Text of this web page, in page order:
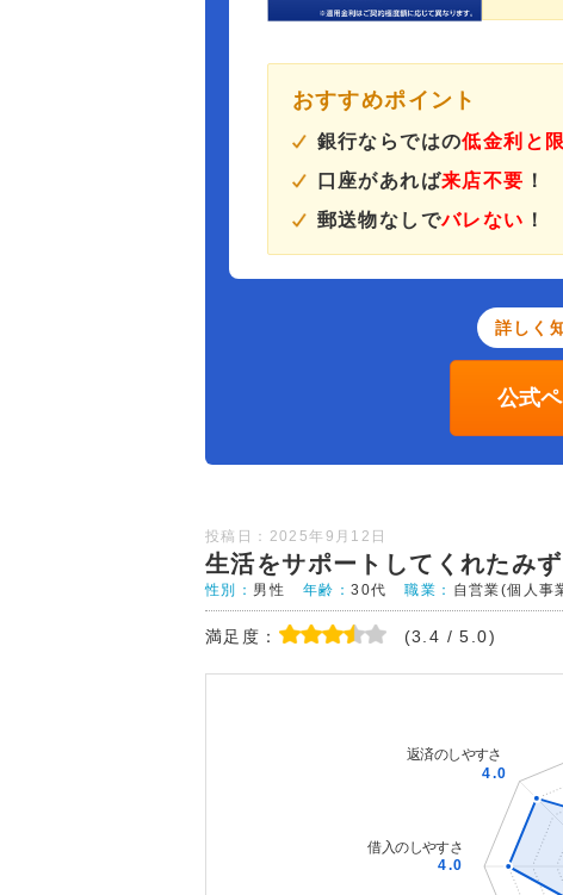
おすすめポイント
銀行ならではの低金利と
口座があれば来店不要 ！
郵送物なしでバレない ！
詳しく
公式
投稿日：2025年9月12日
生活をサポートしてくれたみ
性別： 男性 年齢：30代 職業： 自営業(個人事
満足度： (3.4 / 5.0)